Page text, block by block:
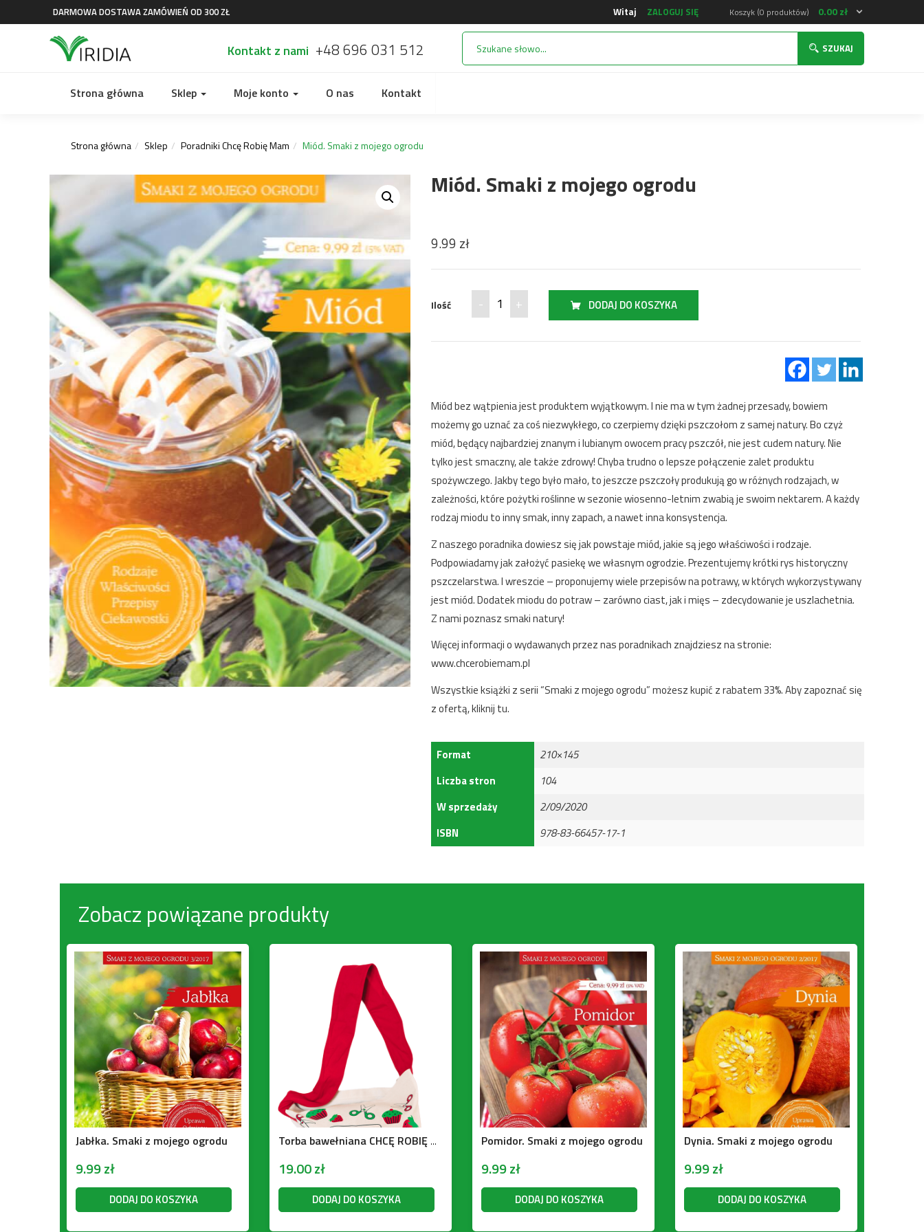
DARMOWA DOSTAWA ZAMÓWIEŃ OD 300 ZŁ Witaj ZALOGUJ SIĘ Koszyk (0 produktów) 0.00zł
Kontakt z nami +48 696 031 512 SZUKAJ
Strona główna Sklep Moje konto O nas Kontakt
Strona główna Sklep Poradniki Chcę Robię Mam Miód. Smaki z mojego ogrodu
Miód. Smaki z mojego ogrodu
9.99 zł
Ilość DODAJ DO KOSZYKA
Miód bez wątpienia jest produktem wyjątkowym. I nie ma w tym żadnej przesady, bowiem
możemy go uznać za coś niezwykłego, co czerpiemy dzięki pszczołom z samej natury. Bo czyż
miód, będący najbardziej znanym i lubianym owocem pracy pszczół, nie jest cudem natury. Nie
tylko jest smaczny, ale także zdrowy! Chyba trudno o lepsze połączenie zalet produktu
spożywczego. Jakby tego było mało, to jeszcze pszczoły produkują go w różnych rodzajach, w
zależności, które pożytki roślinne w sezonie wiosenno-letnim zwabią je swoim nektarem. A każdy
rodzaj miodu to inny smak, inny zapach, a nawet inna konsystencja.
Z naszego poradnika dowiesz się jak powstaje miód, jakie są jego właściwości i rodzaje.
Podpowiadamy jak założyć pasiekę we własnym ogrodzie. Prezentujemy krótki rys historyczny
pszczelarstwa. I wreszcie – proponujemy wiele przepisów na potrawy, w których wykorzystywany
jest miód. Dodatek miodu do potraw – zarówno ciast, jak i mięs – zdecydowanie je uszlachetnia.
Z nami poznasz smaki natury!
Więcej informacji o wydawanych przez nas poradnikach znajdziesz na stronie:
www.chcerobiemam.pl
Wszystkie książki z serii “Smaki z mojego ogrodu” możesz kupić z rabatem 33%. Aby zapoznać się
z ofertą,kliknij tu.
Format
210×145
Liczba stron
104
W sprzedaży
2/09/2020
ISBN
978-83-66457-17-1
Zobacz powiązane produkty
Jabłka. Smaki z mojego ogrodu
9.99zł
DODAJ DO KOSZYKA
Torba bawełniana CHCĘ ROBIĘ MAM
19.00zł
DODAJ DO KOSZYKA
Pomidor. Smaki z mojego ogrodu
9.99zł
DODAJ DO KOSZYKA
Dynia. Smaki z mojego ogrodu
9.99zł
DODAJ DO KOSZYKA